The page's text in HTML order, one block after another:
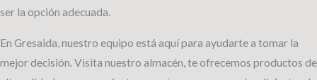
ser la opción adecuada.
En Gresaida, nuestro equipo está aquí para ayudarte a tomar la
mejor decisión. Visita nuestro almacén, te ofrecemos productos de